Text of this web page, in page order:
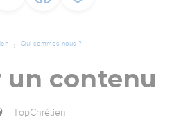
Qui sommes-nous ?
un contenu
TopChrétien